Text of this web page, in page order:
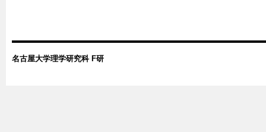
名古屋大学理学研究科 F研